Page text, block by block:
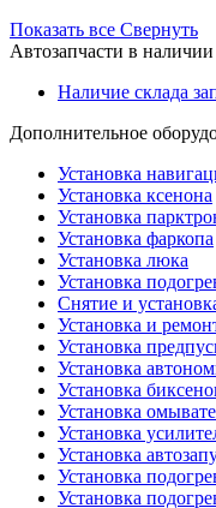
Показать все Свернуть
Автозапчасти в наличии
Наличие склада
Дополнительное
Установка
Установка ксенона
Установка
Установка фаркопа
Установка люка
Установка
Снятие и
Установка и
Установка
Установка
Установка
Установка
Установка
Установка
Установка
Установка